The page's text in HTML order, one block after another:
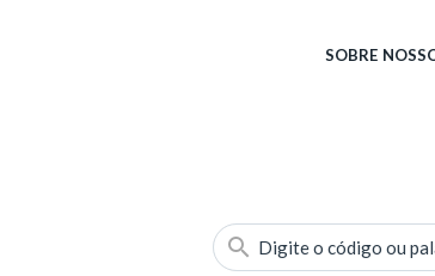
SOBRE
Digite o código ou